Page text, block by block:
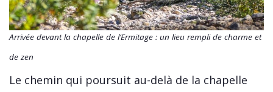
Arrivée devant la chapelle de l’Ermitage : un lieu rempli de charme et
de zen
Le chemin qui poursuit au-delà de la chapelle